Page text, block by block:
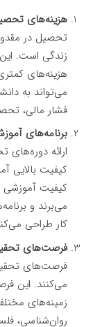
هزینه‌های
تحصیل در
زندگی است.
هزینه‌های
می‌تواند به
فشار مالی،
برنامه‌های
ارائه
کیفیت بالایی
کیفیت
می‌برند و
کار طراحی
فرصت‌های
فرصت‌های
می‌کنند. این
زمینه‌های
روان‌شناسی،